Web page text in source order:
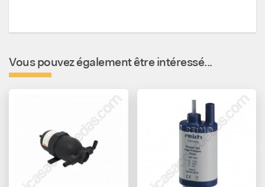
Vous pouvez également être intéressé...